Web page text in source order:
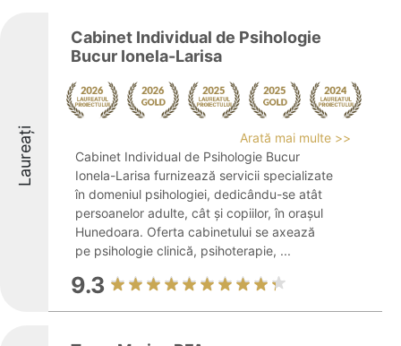
Laureați
Cabinet Individual de Psihologie
Bucur Ionela-Larisa
Arată mai multe >>
Cabinet Individual de Psihologie Bucur
Ionela-Larisa furnizează servicii specializate
în domeniul psihologiei, dedicându-se atât
persoanelor adulte, cât și copiilor, în orașul
Hunedoara. Oferta cabinetului se axează
pe psihologie clinică, psihoterapie, ...
9.3